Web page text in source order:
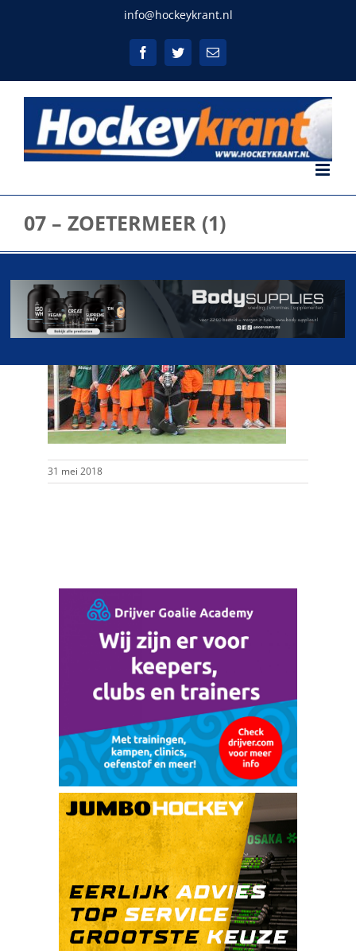
info@hockeykrant.nl
FacebookTwitterE-
mail
07 – ZOETERMEER (1)
31 mei 2018